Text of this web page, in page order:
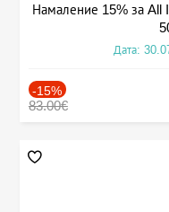
Намаление 15% за All
Дата:
-15%
83.00€